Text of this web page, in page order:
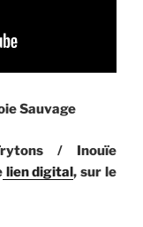
Sauvage
/ Inouïe
lien digital, sur le